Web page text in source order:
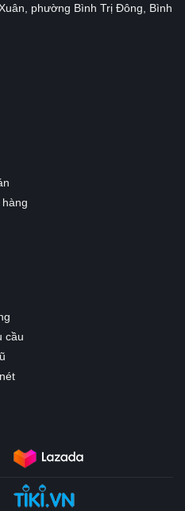
phường Bình Trị Đông, Bình
cầu